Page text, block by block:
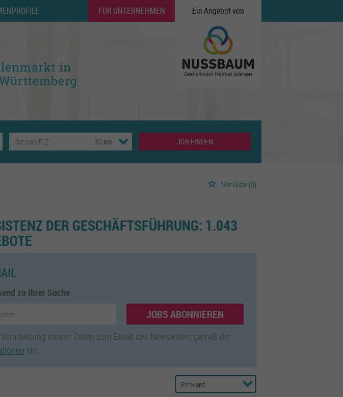
FÜR UNTERNEHMEN Ein Angebot von
JOB FINDEN
Merkliste (0)
DER GESCHÄFTSFÜHRUNG: 1.043
zu Ihrer Suche
JOBS ABONNIEREN
meiner Daten zum Erhalt des Newsletters gemäß der
ein.